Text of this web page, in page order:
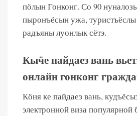
пӧлын Гонконг. Со 90
пыронъёсын ужа, туристъёслы
радъяны луонлык сётэ.
Кыӵе пайдаез вань
онлайн гонконг
Кӧня ке пайдаез вань,
электронной виза